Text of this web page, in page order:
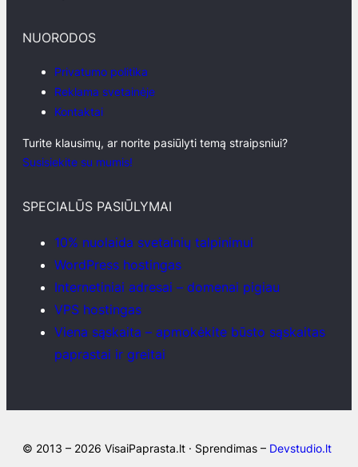
NUORODOS
Privatumo politika
Reklama svetainėje
Kontaktai
Turite klausimų, ar norite pasiūlyti temą straipsniui?
Susisiekite su mumis!
SPECIALŪS PASIŪLYMAI
10% nuolaida svetainių talpinimui
WordPress hostingas
Internetiniai adresai – domenai pigiau
VPS hostingas
Viena sąskaita – apmokėkite būsto sąskaitas
paprastai ir greitai
© 2013 – 2026 VisaiPaprasta.lt · Sprendimas – Devstudio.lt